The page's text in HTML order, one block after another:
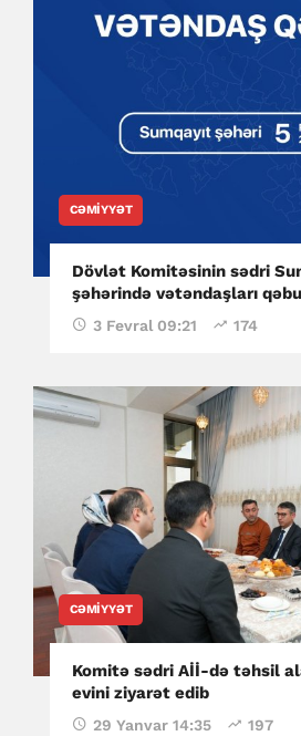
CƏMIYYƏT
Dövlət Komitəsinin sədri
şəhərində vətəndaşları
3 Fevral 09:21 174
CƏMIYYƏT
Komitə sədri Aİİ-də təhsil
evini ziyarət edib
29 Yanvar 14:35 197